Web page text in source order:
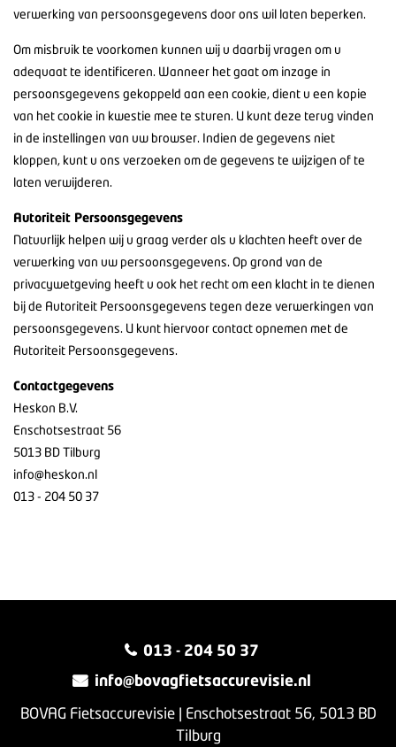
verwerking van persoonsgegevens door ons wil laten beperken.
Om misbruik te voorkomen kunnen wij u daarbij vragen om u
adequaat te identificeren. Wanneer het gaat om inzage in
persoonsgegevens gekoppeld aan een cookie, dient u een kopie
van het cookie in kwestie mee te sturen. U kunt deze terug vinden
in de instellingen van uw browser. Indien de gegevens niet
kloppen, kunt u ons verzoeken om de gegevens te wijzigen of te
laten verwijderen.
Autoriteit Persoonsgegevens
Natuurlijk helpen wij u graag verder als u klachten heeft over de
verwerking van uw persoonsgegevens. Op grond van de
privacywetgeving heeft u ook het recht om een klacht in te dienen
bij de Autoriteit Persoonsgegevens tegen deze verwerkingen van
persoonsgegevens. U kunt hiervoor contact opnemen met de
Autoriteit Persoonsgegevens.
Contactgegevens
Heskon B.V.
Enschotsestraat 56
5013 BD Tilburg
info@heskon.nl
013 - 204 50 37
013 - 204 50 37
info@bovagfietsaccurevisie.nl
BOVAG Fietsaccurevisie | Enschotsestraat 56, 5013 BD
Tilburg